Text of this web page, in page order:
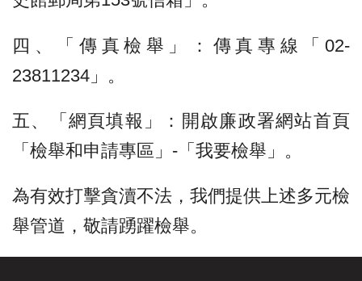
四、「傳真檢舉」：傳真專線「02-
23811234」。
五、「網頁填報」：開啟廉政署網站首頁
「檢舉和申請專區」-「我要檢舉」。
為有效打擊貪瀆不法，我們提供上述多元檢
舉管道，敬請踴躍檢舉。